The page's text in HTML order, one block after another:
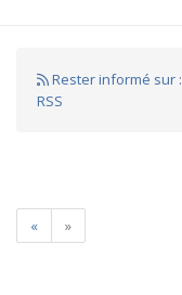
Rester informé sur :
RSS
« »